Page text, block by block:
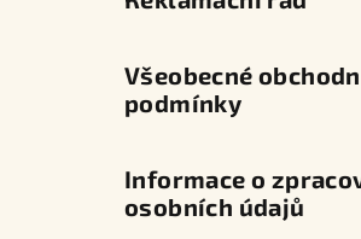
Všeobecné
podmínky
Informace o
osobních údajů